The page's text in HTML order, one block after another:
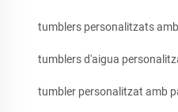
tumblers personalitzats
tumblers d'aigua
tumbler personalitzat amb